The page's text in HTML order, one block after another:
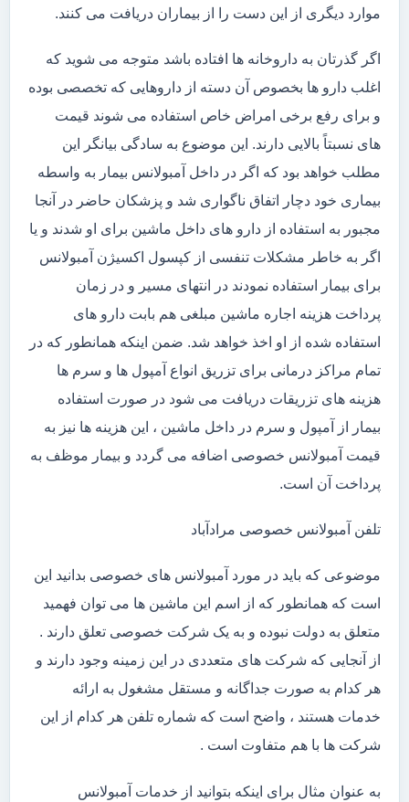
موارد دیگری از این دست را از بیماران دریافت می کنند.
اگر گذرتان به داروخانه ها افتاده باشد متوجه می شوید که
اغلب دارو ها بخصوص آن دسته از داروهایی که تخصصی بوده
و برای رفع برخی امراض خاص استفاده می شوند قیمت
های نسبتاً بالایی دارند. این موضوع به سادگی بیانگر این
مطلب خواهد بود که اگر در داخل آمبولانس بیمار به واسطه
بیماری خود دچار اتفاق ناگواری شد و پزشکان حاضر در آنجا
مجبور به استفاده از دارو های داخل ماشین برای او شدند و یا
اگر به خاطر مشکلات تنفسی از کپسول اکسیژن آمبولانس
برای بیمار استفاده نمودند در انتهای مسیر و در زمان
پرداخت هزینه اجاره ماشین مبلغی هم بابت دارو های
استفاده شده از او اخذ خواهد شد. ضمن اینکه همانطور که در
تمام مراکز درمانی برای تزریق انواع آمپول ها و سرم ها
هزینه های تزریقات دریافت می شود در صورت استفاده
بیمار از آمپول و سرم در داخل ماشین ، این هزینه ها نیز به
قیمت آمبولانس خصوصی اضافه می گردد و بیمار موظف به
پرداخت آن است.
تلفن آمبولانس خصوصی مرادآباد
موضوعی که باید در مورد آمبولانس های خصوصی بدانید این
است که همانطور که از اسم این ماشین ها می توان فهمید
متعلق به دولت نبوده و به یک شرکت خصوصی تعلق دارند .
از آنجایی که شرکت های متعددی در این زمینه وجود دارند و
هر کدام به صورت جداگانه و مستقل مشغول به ارائه
خدمات هستند ، واضح است که شماره تلفن هر کدام از این
شرکت ها با هم متفاوت است .
به عنوان مثال برای اینکه بتوانید از خدمات آمبولانس